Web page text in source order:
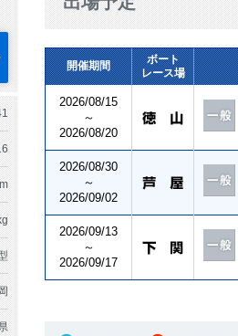
開催期間
ボート
レース場
2026/08/15
～
2026/08/20
2026/08/30
～
2026/09/02
2026/09/13
～
2026/09/17